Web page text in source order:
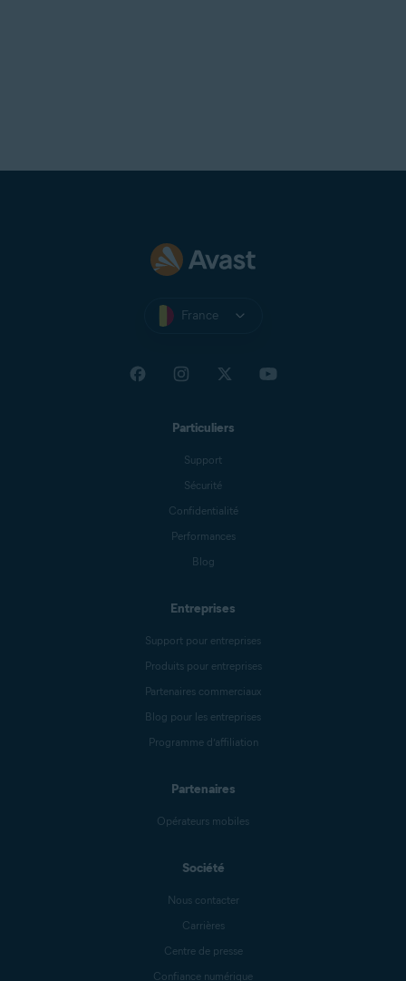
France
Particuliers
Support
Sécurité
Confidentialité
Performances
Blog
Entreprises
Support pour entreprises
Produits pour entreprises
Partenaires commerciaux
Blog pour les entreprises
Programme d’affiliation
Partenaires
Opérateurs mobiles
Société
Nous contacter
Carrières
Centre de presse
Confiance numérique